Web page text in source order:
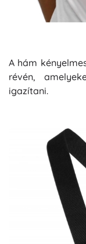
A hám
révén,
igazítani.